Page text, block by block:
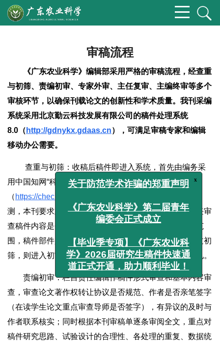
审稿流程
《广东农业科学》编辑部采用严格的审稿流程，经查重
与初筛、责编初审、专家外审、主任复审、主编终审等多个
审核环节，以确保刊载论文的创新性和学术质量。我刊采编
系统采用北京勤云科技发展有限公司的稿件处理系统
8.0（ http://gdnykx.gdaas.cn），可满足审稿专家和编辑
移动办公需要。
查重与初筛：收稿后稿件即进入系统，首先由编务采
用中国知网“科技期刊学术不端文献检测系统（AMLC）”
（ https://check.cnki.net/amlc2/
测，本刊要求正文重复率不高于15%。然后由编辑部主任审
查稿件内容是否契合我刊办刊宗旨、是否符合我刊报道范
围，稿件部件是否基本齐全、写作是否基本规范。如通过初
筛，则进入初审阶段；如退稿，请登陆系统查看审稿意见。
责编初审：栏目责任编辑作稿件形式审查和基本内容审
查，审查论文著作权转让协议是否规范、作者是否亲笔签字
（在读学生论文重点审查导师是否签字），有异议的及时与
作者联系核实；同时根据本刊审稿单逐条审阅全文，重点对
稿件研究思路、试验设计的合理性、各处理的重复、数据统
x
关于防范学术诈骗的郑重声明
《广东农业科学》第二届青年
编委会正式成立
【毕业季专项】《广东农业科
学》2026届研究生稿件快速通
道正式开通，助力顺利毕业！